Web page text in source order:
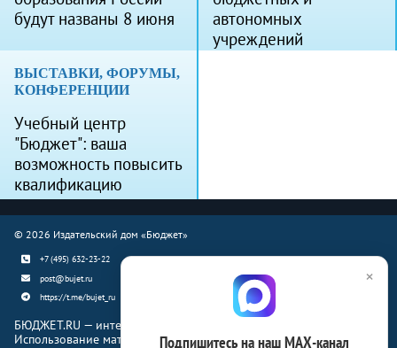
будут названы 8 июня
автономных
учреждений
ВЫСТАВКИ, ФОРУМЫ,
КОНФЕРЕНЦИИ
Учебный центр
"Бюджет": ваша
возможность повысить
квалификацию
© 2026 Издательский дом «Бюджет»
+7 (495) 632-23-22
post@bujet.ru
https://t.me/bujet_ru
БЮДЖЕТ.RU — интернет-издание о финансовой жизни страны.
Использование материалов Бюджет.ru разрешено только с
×
Подпишитесь на наш МАХ-канал